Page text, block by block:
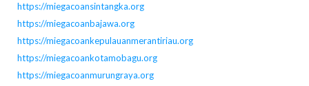
https://miegacoansintangka.org
https://miegacoanbajawa.org
https://miegacoankepulauanmerantiriau.org
https://miegacoankotamobagu.org
https://miegacoanmurungraya.org